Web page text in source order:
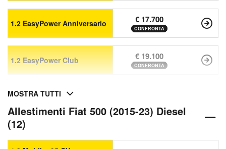
1.2 EasyPower Anniversario € 17.700
CONFRONTA
1.2 EasyPower Club € 19.100
CONFRONTA
MOSTRA TUTTI
Allestimenti Fiat 500 (2015-23) Diesel
(12)